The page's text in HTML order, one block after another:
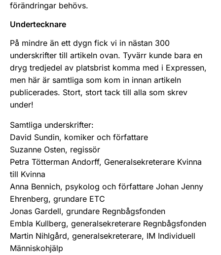
förändringar behövs.
Undertecknare
På mindre än ett dygn fick vi in nästan 300
underskrifter till artikeln ovan. Tyvärr kunde bara en
dryg tredjedel av platsbrist komma med i Expressen,
men här är samtliga som kom in innan artikeln
publicerades. Stort, stort tack till alla som skrev
under!
Samtliga underskrifter:
David Sundin, komiker och författare
Suzanne Osten, regissör
Petra Tötterman Andorff, Generalsekreterare Kvinna
till Kvinna
Anna Bennich, psykolog och författare Johan Jenny
Ehrenberg, grundare ETC
Jonas Gardell, grundare Regnbågsfonden
Embla Kullberg, generalsekreterare Regnbågsfonden
Martin Nihlgård, generalsekreterare, IM Individuell
Människohjälp